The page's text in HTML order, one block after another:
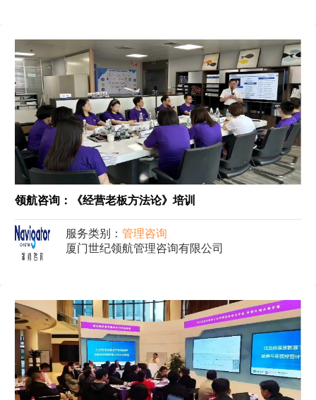
领航咨询：《经营老板方法论》培训
服务类别： 管理咨询
厦门世纪领航管理咨询有限公司